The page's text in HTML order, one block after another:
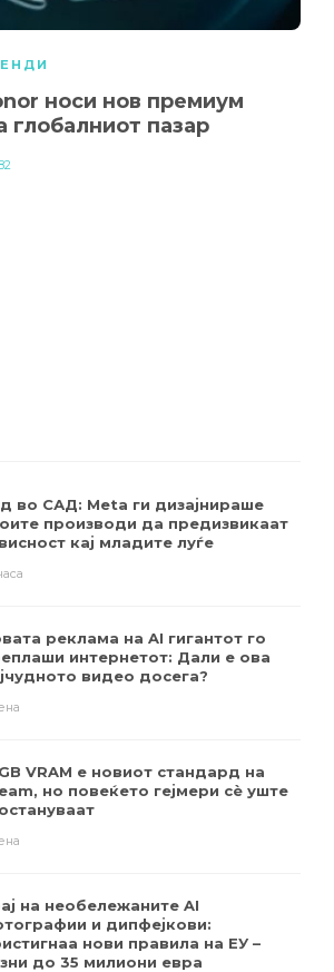
носи нов премиум
глобалниот пазар
во САД: Meta ги дизајнираше
производи да предизвикаат
кај младите луѓе
реклама на AI гигантот го
интернетот: Дали е ова
видео досега?
VRAM е новиот стандард на
но повеќето гејмери ​​сè уште
на необележаните AI
и дипфејкови:
нови правила на ЕУ –
до 35 милиони евра